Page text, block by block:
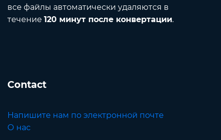
все файлы автоматически удаляются в
течение 120 минут после конвертации.
Contact
Напишите нам по электронной почте
О нас